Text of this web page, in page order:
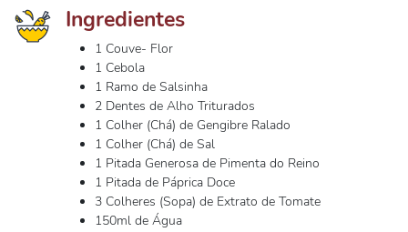
Ingredientes
1 Couve- Flor
1 Cebola
1 Ramo de Salsinha
2 Dentes de Alho Triturados
1 Colher (Chá) de Gengibre Ralado
1 Colher (Chá) de Sal
1 Pitada Generosa de Pimenta do Reino
1 Pitada de Páprica Doce
3 Colheres (Sopa) de Extrato de Tomate
150ml de Água